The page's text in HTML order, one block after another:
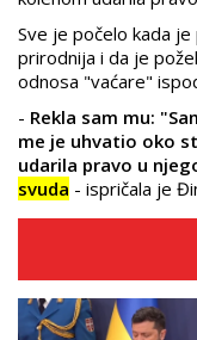
Sve je počelo kada
prirodnija i da je
odnosa "vaćare"
- Rekla sam mu:
me je uhvatio oko
udarila pravo u
svuda - ispričala je